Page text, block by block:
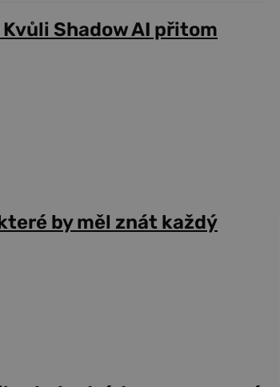
Shadow AI přitom
by měl znát každý